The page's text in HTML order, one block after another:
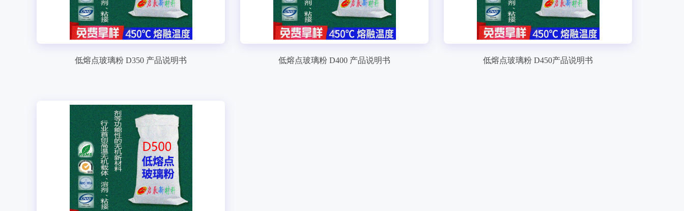
低熔点玻璃粉 D350 产品说明书 低熔点玻璃粉 D400 产品说明书 低熔点玻璃粉 D450产品说明书